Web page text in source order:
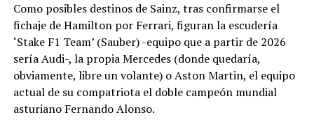
Como posibles destinos de Sainz, tras confirmarse el
fichaje de Hamilton por Ferrari, figuran la escudería
‘Stake F1 Team’ (Sauber) -equipo que a partir de 2026
sería Audi-, la propia Mercedes (donde quedaría,
obviamente, libre un volante) o Aston Martin, el equipo
actual de su compatriota el doble campeón mundial
asturiano Fernando Alonso.